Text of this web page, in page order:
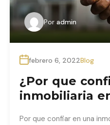
Por admin
febrero 6, 2022Blog
¿Por que
inmobiliaria
Por que confiar en una